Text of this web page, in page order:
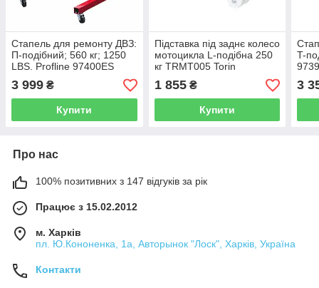
Стапель для ремонту ДВЗ:
П-подібний; 560 кг; 1250
LBS. Profline 97400ES
3 999 ₴
Купити
Підставка під заднє колесо
мотоцикла L-подібна 250
кг TRMT005 Torin
1 855₴
Купити
T-
3
Про нас
100% позитивних з 147 відгуків за рік
Працює з 15.02.2012
м. Харків
пл. Ю.Кононенка, 1а, Авторынок "Лоск", Харків, Україна
Контакти